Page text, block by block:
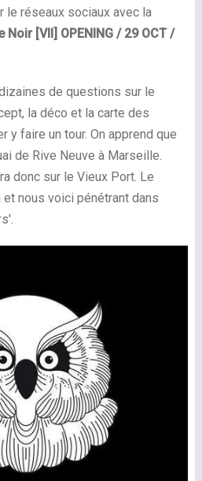
réseaux sociaux avec la
Noir [VII] OPENING / 29 OCT /
de questions sur le
la déco et la carte des
y faire un tour. On apprend que
de Rive Neuve à Marseille.
donc sur le Vieux Port. Le
nous voici pénétrant dans